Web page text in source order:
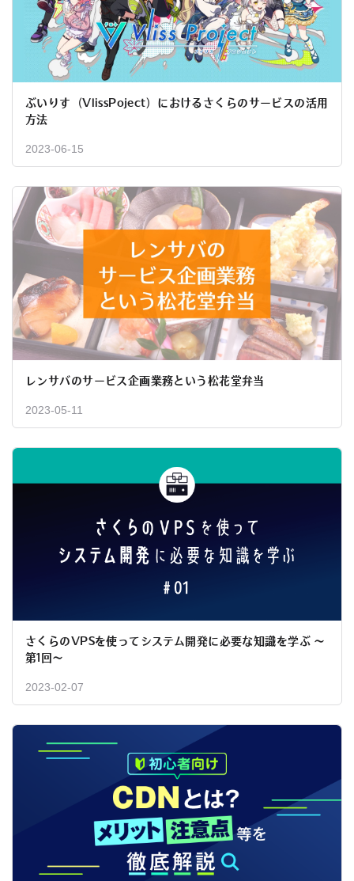
ぶいりす（VlissPoject）におけるさくらのサービスの活用
方法
2023-06-15
レンサバのサービス企画業務という松花堂弁当
2023-05-11
さくらのVPSを使ってシステム開発に必要な知識を学ぶ 〜
第1回〜
2023-02-07